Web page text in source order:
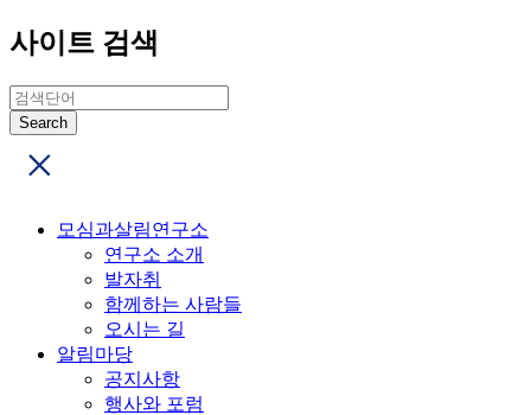
사이트 검색
모심과살림연구소
연구소 소개
발자취
함께하는 사람들
오시는 길
알림마당
공지사항
행사와 포럼